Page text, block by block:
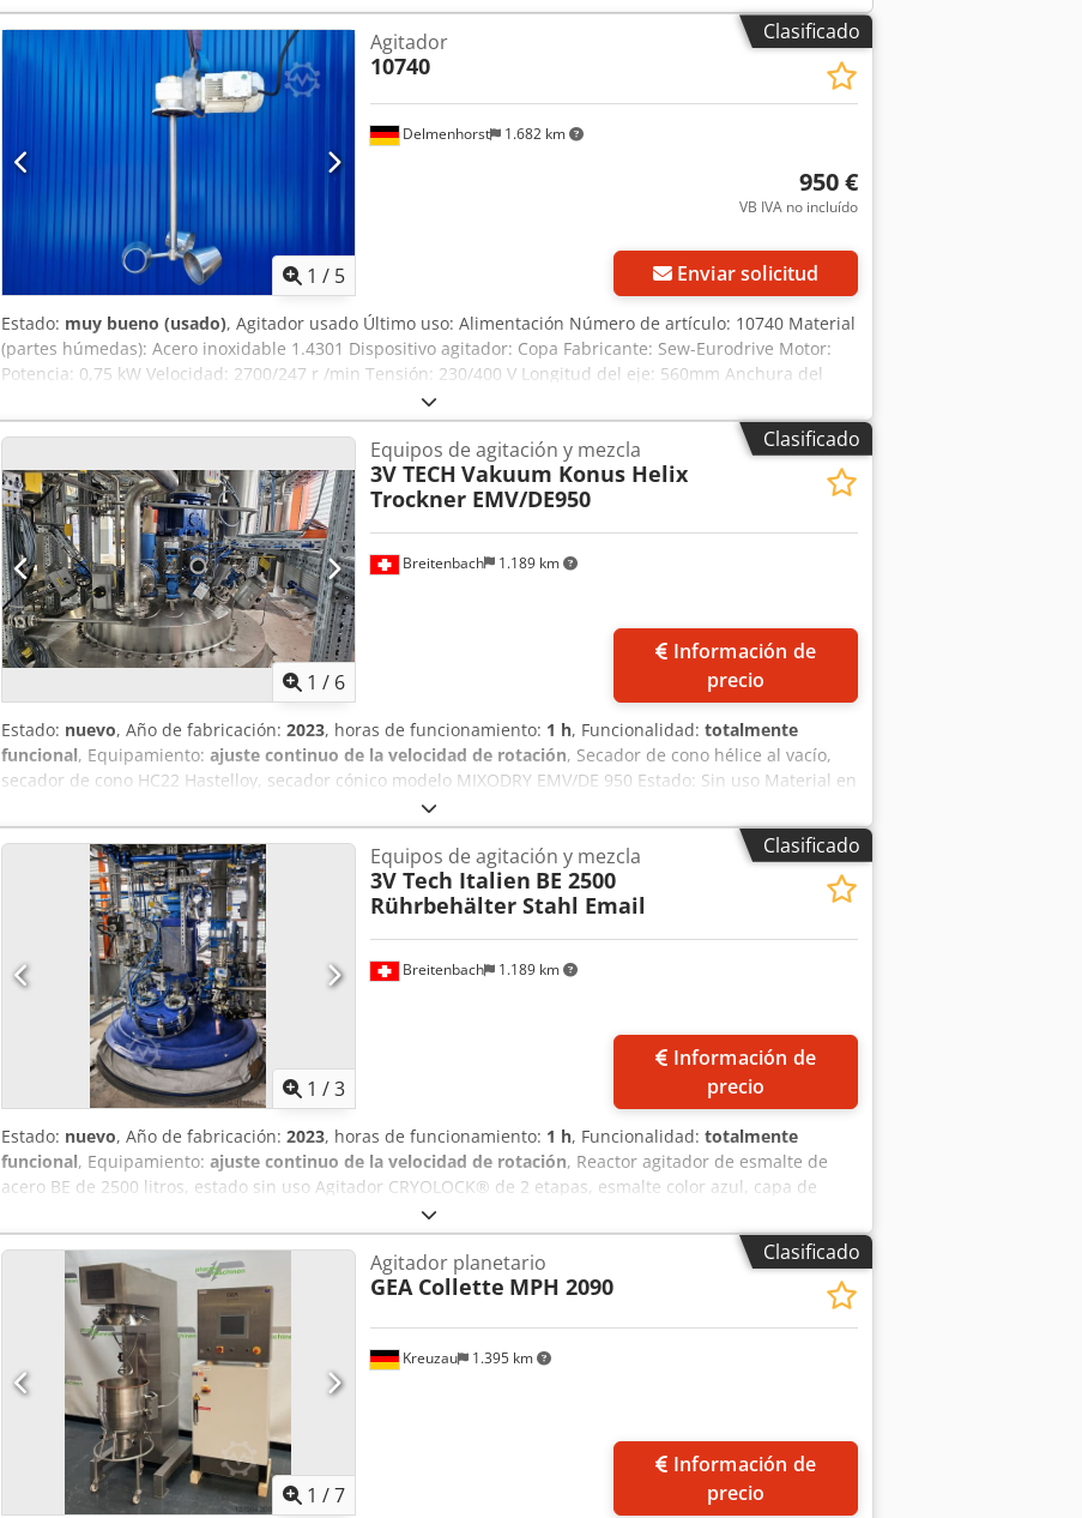
Clasificado
1 / 5
Delmenhorst 1.682 km
Agitador
10740
950 €
VB IVA no incluído
Enviar solicitud
Estado: muy bueno (usado), Agitador usado Último uso: Alimentación Número de artículo: 10740 Material
(partes húmedas): Acero inoxidable 1.4301 Dispositivo agitador: Copa Fabricante: Sew-Eurodrive Motor:
Potencia: 0,75 kW Velocidad: 2700/247 r /min Tensión: 230/400 V Longitud del eje: 560mm Anchura del
Clasificado
1 / 6
Breitenbach 1.189 km
Equipos de agitación y mezcla
3V TECH Vakuum Konus Helix
Trockner EMV/DE950
precio
Estado: nuevo, Año de fabricación: 2023, horas de funcionamiento: 1 h, Funcionalidad: totalmente
funcional, Equipamiento: ajuste continuo de la velocidad de rotación, Secador de cono hélice al vacío,
secador de cono HC22 Hastelloy, secador cónico modelo MIXODRY EMV/DE 950 Estado: Sin uso Material en
contacto con el producto: 2.4602 HC22 Hastelloy Agitador: Agitador de doble hélice (agitador de tornillo)
para productos de alta viscosidad (ver fotos) Volumen total: 965 litros Calefaccionado mediante serpentín
de media caña Volumen total del serpentín: 27 litros Presión de trabajo en el interior: -1/+2 bar Presión de
trabajo del serpentín: -1/+8 bar Temperatura de operación: 0/+140 °C Presión de prueba interior: 4.3 bar
Presión de prueba serpentín: 12.9 bar Peso en vacío: 1,400 kg Csdpfxsyf A Sfo Af Eerf Agitador de doble
hélice incl. instrumentación, válvulas Sistema hidráulico para descenso del secador Condensador de 2.0
m² HC22 (intercambiador de calor de haz tubular) Sistema de control Detalles técnicos adicionales
disponibles bajo solicitud. Póngase en contacto con nosotros también para recibir una oferta por escrito.
El desmontaje, embalaje y carga en camión serán organizados y supervisados por Cycron GmbH,
garantizando así una ejecución altamente profesional del trabajo. Para cualquier pregunta o para
ponerse en contacto, estamos a su disposición en cualquier momento. Será un placer atenderle. Cycron
GmbH, Suiza
Clasificado
1 /3
Breitenbach 1.189 km
Equipos de agitación y mezcla
3V Tech Italien BE 2500
Rührbehälter Stahl Email
precio
Estado: nuevo, Año de fabricación: 2023, horas de funcionamiento: 1 h, Funcionalidad: totalmente
funcional, Equipamiento: ajuste continuo de la velocidad de rotación, Reactor agitador de esmalte de
acero BE de 2500 litros, estado sin uso Agitador CRYOLOCK® de 2 etapas, esmalte color azul, capa de
esmalte conductora, construcción con anillo de soporte. Volumen nominal: 2500 litros, volumen total:
3500 litros. Calefacción/enfriamiento mediante doble camisa. Capacidad de la doble camisa: 430 litros.
Presión de funcionamiento en el recipiente: -1/+4 bar, doble camisa: -1/+8 bar, temperatura de operación:
-30/+160 °C, válvula de descarga inferior. Peso total aprox. 3800 kg Fabricado según AD-2000 Ed. 2012
Motor de accionamiento y reductor certificados ATEX, reductor de velocidad de ajuste continuo. Detalles
técnicos disponibles a petición. Solicite una oferta por escrito si lo desea. El desmontaje, embalaje y carga
en camión serán organizados y supervisados por Cycron GmbH. Así garantizamos una ejecución
altamente profesional de todo el proceso. Para más preguntas o para ponerse en contacto, puede
comunicarse con nosotros en cualquier momento. Esperamos su consulta. Cycron GmbH, Suiza Codjyfg
Azepfx Af Eorf
Clasificado
1 /7
Kreuzau 1.395 km
Agitador planetario
GEA Collette MPH 2090
precio